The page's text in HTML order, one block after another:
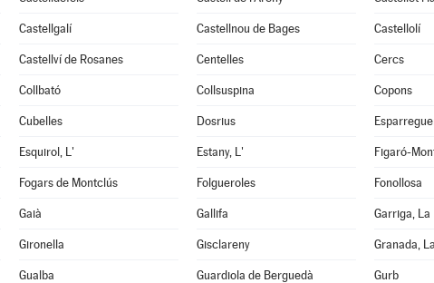
Castellgalí Castellnou de Bages Castellolí
Castellví de Rosanes Centelles Cercs
Collbató Collsuspina Copons
Cubelles Dosrius
Esquirol, L' Estany, L' Figaró-
Fogars de Montclús Folgueroles Fonollosa
Gaià Gallifa Garriga, La
Gironella Gisclareny Granada, La
Gualba Guardiola de Berguedà Gurb